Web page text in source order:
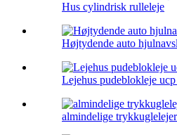
Hus cylindrisk rulleleje
Højtydende auto
Lejehus pudeblokleje
almindelige